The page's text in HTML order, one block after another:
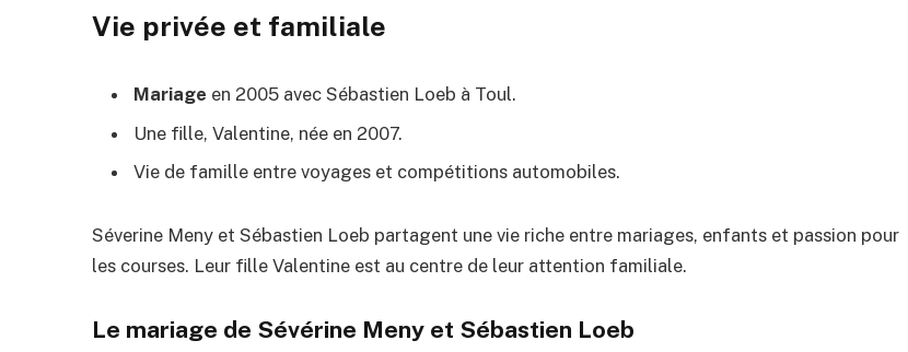
Vie privée et familiale
Mariage en 2005 avec Sébastien Loeb à Toul.
Une fille, Valentine, née en 2007.
Vie de famille entre voyages et compétitions automobiles.
Séverine Meny et Sébastien Loeb partagent une vie riche entre mariages, enfants et passion pour
les courses. Leur fille Valentine est au centre de leur attention familiale.
Le mariage de Sévérine Meny et Sébastien Loeb